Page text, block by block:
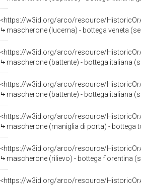
<https://w3id.org/arco/resource/
mascherone (lucerna) - bottega veneta
<https://w3id.org/arco/resource/
mascherone (battente) - bottega italiana
<https://w3id.org/arco/resource/
mascherone (battente) - bottega italiana
<https://w3id.org/arco/resource/
mascherone (maniglia di porta) - bottega
<https://w3id.org/arco/resource/
mascherone (rilievo) - bottega fiorentina
<https://w3id.org/arco/resource/